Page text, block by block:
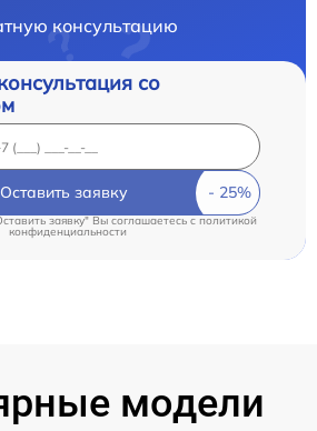
консультацию
со
Оставить заявку
заявку" Вы соглашаетесь cполитикой
конфиденциальности
модели